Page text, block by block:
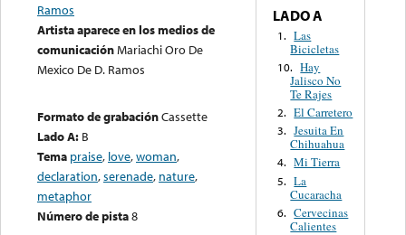
Ramos
Artista aparece en los medios de
comunicaciónMariachi Oro De
Mexico De D. Ramos
Formato de grabaciónCassette
Lado A: B
Tema praise, love,woman,
declaration,serenade, nature,
metaphor
Número de pista8
LADO A
1. Las
Bicicletas
10. Hay
Jalisco No
Te Rajes
2. El Carretero
3. Jesuita En
Chihuahua
4. Mi Tierra
5. La
Cucaracha
6. Cervecinas
Calientes